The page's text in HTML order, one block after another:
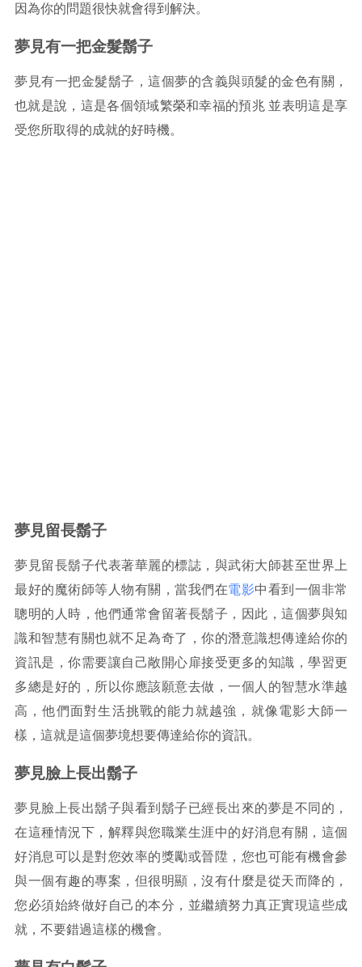
因為你的問題很快就會得到解決。
夢見有一把金髮鬍子
夢見有一把金髮鬍子，這個夢的含義與頭髮的金色有關，
也就是說，這是各個領域繁榮和幸福的預兆 並表明這是享
受您所取得的成就的好時機。
夢見留長鬍子
夢見留長鬍子代表著華麗的標誌，與武術大師甚至世界上
最好的魔術師等人物有關，當我們在電影中看到一個非常
聰明的人時，他們通常會留著長鬍子，因此，這個夢與知
識和智慧有關也就不足為奇了，你的潛意識想傳達給你的
資訊是，你需要讓自己敞開心扉接受更多的知識，學習更
多總是好的，所以你應該願意去做，一個人的智慧水準越
高，他們面對生活挑戰的能力就越強，就像電影大師一
樣，這就是這個夢境想要傳達給你的資訊。
夢見臉上長出鬍子
夢見臉上長出鬍子與看到鬍子已經長出來的夢是不同的，
在這種情況下，解釋與您職業生涯中的好消息有關，這個
好消息可以是對您效率的獎勵或晉陞，您也可能有機會參
與一個有趣的專案，但很明顯，沒有什麼是從天而降的，
您必須始終做好自己的本分，並繼續努力真正實現這些成
就，不要錯過這樣的機會。